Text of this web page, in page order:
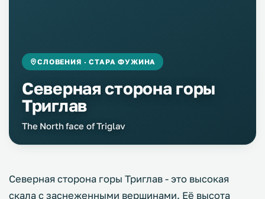
СЛОВЕНИЯ · СТАРА ФУЖИНА
Северная сторона горы
Триглав
The North face of Triglav
Северная сторона горы Триглав - это высокая
скала с заснеженными вершинами. Её высота